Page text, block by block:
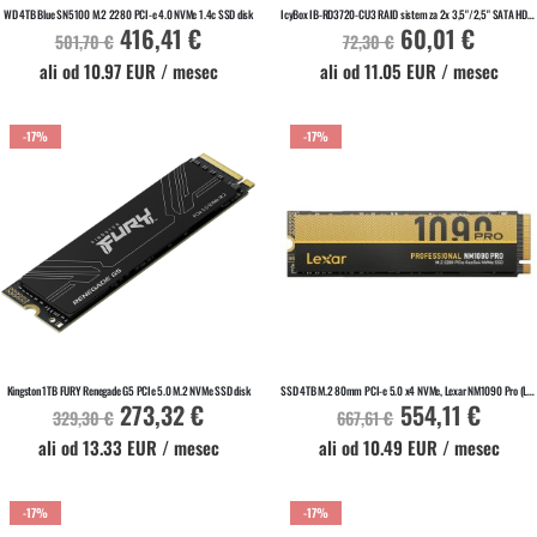
WD 4TB Blue SN5100 M.2 2280 PCI-e 4.0 NVMe 1.4c SSD disk
501,70 € Akcijska
cena
416,41 €
ali od 10.97 EUR / mesec
IcyBox IB-RD3720-CU3 RAID sistem za 2x 3,5"/2,5" SATA HDD in SSD diska z RAID stikalom
72,30 € Akcijska
cena
60,01 €
ali od 11.05 EUR / mesec
-17%
V KOŠARICO
Kingston 1TB FURY Renegade G5 PCIe 5.0 M.2 NVMe SSD disk
329,30 € Akcijska
cena
273,32 €
ali od 13.33 EUR / mesec
-17%
SSD 4TB M.2 80mm PCI-e 5.0 x4 NVMe, Lexar NM1090 Pro (LNM109P004T-RNNNG)
667,61 € Akcijska
cena
554,11 €
ali od 10.49 EUR / mesec
-17% -17%